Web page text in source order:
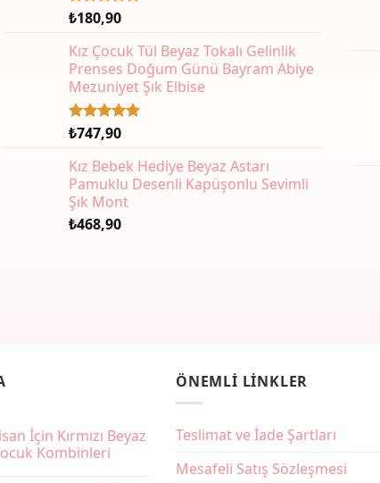
5 üzerinden
aldı
₺180,90
Kız Çocuk Tül Beyaz Tokalı Gelinlik
Prenses Doğum Günü Bayram Abiye
Mezuniyet Şık Elbise
5 üzerinden
aldı
₺747,90
Kız Bebek Hediye Beyaz Astarı
Pamuklu Desenli Kapüşonlu Sevimli
Şık Mont
₺468,90
İçin Kırmızı Beyaz
Kombinleri
ÖNEMLI LINKLER
Teslimat ve İade Şartları
Mesafeli Satış Sözleşmesi